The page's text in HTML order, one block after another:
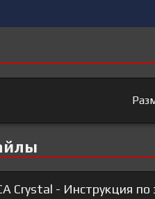
Crystal - Инструкция по